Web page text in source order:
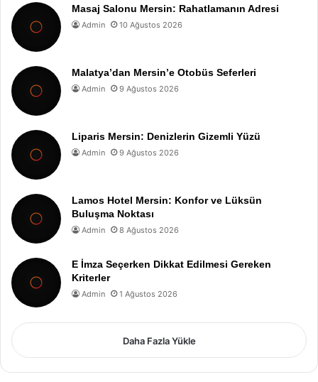
Masaj Salonu Mersin: Rahatlamanın Adresi
Admin 10 Ağustos 2026
Malatya’dan Mersin’e Otobüs Seferleri
Admin 9 Ağustos 2026
Liparis Mersin: Denizlerin Gizemli Yüzü
Admin 9 Ağustos 2026
Lamos Hotel Mersin: Konfor ve Lüksün
Buluşma Noktası
Admin 8 Ağustos 2026
E İmza Seçerken Dikkat Edilmesi Gereken
Kriterler
Admin 1 Ağustos 2026
Daha Fazla Yükle